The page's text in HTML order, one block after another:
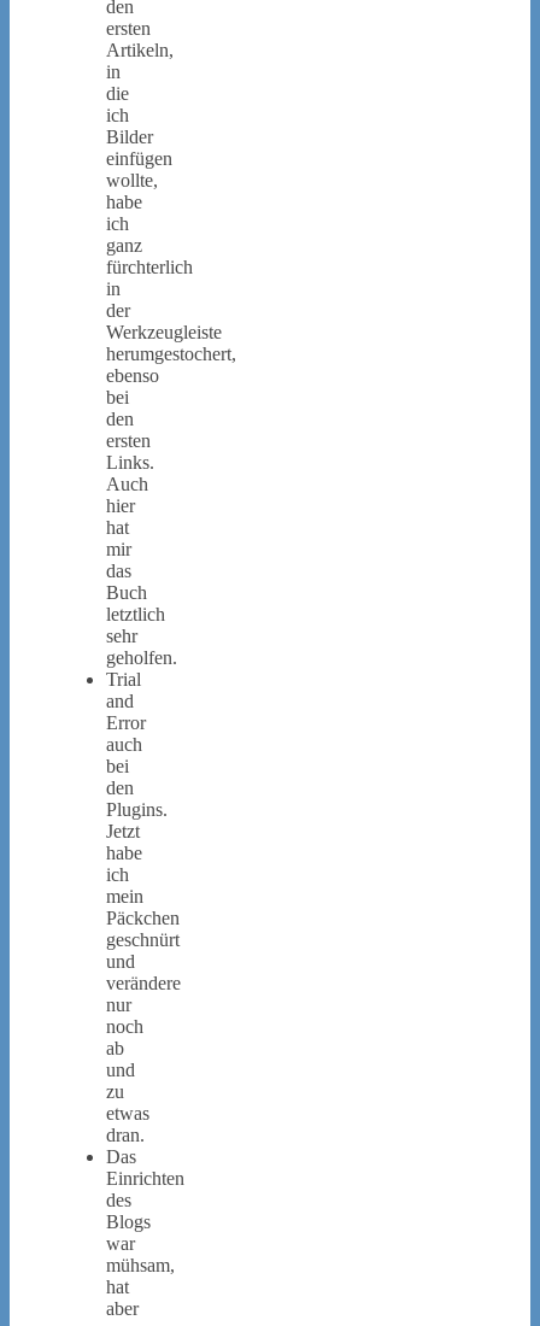
den
ersten
Artikeln,
in
die
ich
Bilder
einfügen
wollte,
habe
ich
ganz
fürchterlich
in
der
Werkzeugleiste
herumgestochert,
ebenso
bei
den
ersten
Links.
Auch
hier
hat
mir
das
Buch
letztlich
sehr
geholfen.
Trial
and
Error
auch
bei
den
Plugins.
Jetzt
habe
ich
mein
Päckchen
geschnürt
und
verändere
nur
noch
ab
und
zu
etwas
dran.
Das
Einrichten
des
Blogs
war
mühsam,
hat
aber